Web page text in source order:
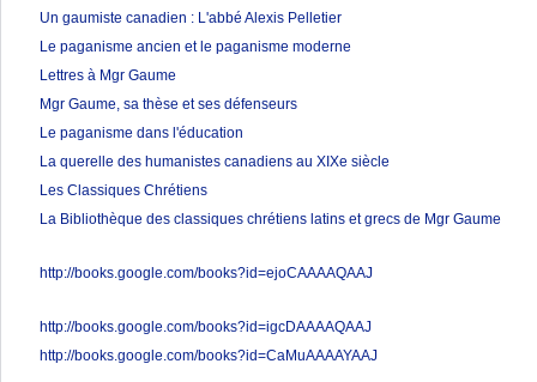
Un gaumiste canadien : L'abbé Alexis Pelletier
Le paganisme ancien et le paganisme moderne
Lettres à Mgr Gaume
Mgr Gaume, sa thèse et ses défenseurs
Le paganisme dans l'éducation
La querelle des humanistes canadiens au XIXe siècle
Les Classiques Chrétiens
La Bibliothèque des classiques chrétiens latins et grecs de Mgr Gaume
http://books.google.com/books?id=ejoCAAAAQAAJ
http://books.google.com/books?id=igcDAAAAQAAJ
http://books.google.com/books?id=CaMuAAAAYAAJ